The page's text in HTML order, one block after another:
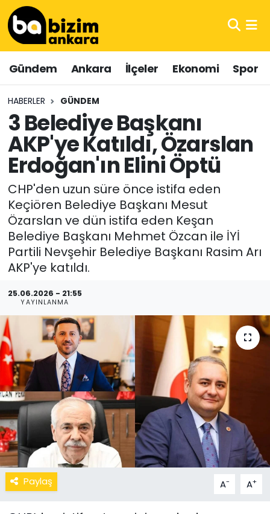
Gündem Ankara İlçeler Ekonomi Spor
HABERLER GÜNDEM
3 Belediye Başkanı
AKP'ye Katıldı, Özarslan
Erdoğan'ın Elini Öptü
CHP'den uzun süre önce istifa eden
Keçiören Belediye Başkanı Mesut
Özarslan ve dün istifa eden Keşan
Belediye Başkanı Mehmet Özcan ile İYİ
Partili Nevşehir Belediye Başkanı Rasim Arı
AKP'ye katıldı.
25.06.2026 - 21:55
YAYINLANMA
Paylaş A- A+
Hava Durumu
Trafik Durumu
Süper Lig Puan Durumu ve Fikstür
Tüm Manşetler
Son Dakika Haberleri
Haber Arşivi